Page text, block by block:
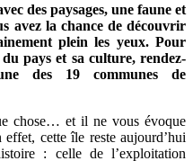
des paysages, une faune et
avez la chance de découvrir
plein les yeux. Pour
pays et sa culture, rendez-
des 19 communes de
chose… et il ne vous évoque
cette île reste aujourd’hui
: celle de l’exploitation